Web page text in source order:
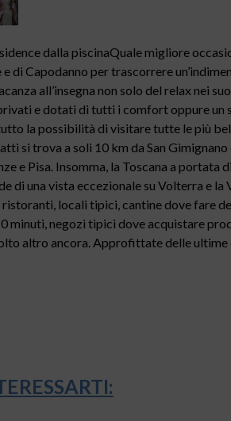
Quale migliore
di Capodanno per trascorrere
all’insegna non solo del relax nei
e dotati di tutti i comfort oppure un
la possibilità di visitare tutte le più
si trova a soli 10 km da San
e Pisa. Insomma, la Toscana a portata
di una vista eccezionale su Volterra e la
ristoranti, locali tipici, cantine dove fare
minuti, negozi tipici dove acquistare
altro ancora. Approfittate delle